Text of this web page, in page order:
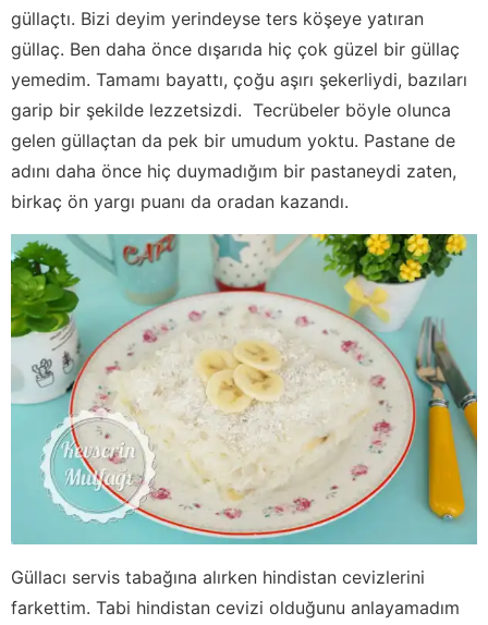
güllaçtı. Bizi deyim yerindeyse ters köşeye yatıran
güllaç. Ben daha önce dışarıda hiç çok güzel bir güllaç
yemedim. Tamamı bayattı, çoğu aşırı şekerliydi, bazıları
garip bir şekilde lezzetsizdi. Tecrübeler böyle olunca
gelen güllaçtan da pek bir umudum yoktu. Pastane de
adını daha önce hiç duymadığım bir pastaneydi zaten,
birkaç ön yargı puanı da oradan kazandı.
Güllacı servis tabağına alırken hindistan cevizlerini
farkettim. Tabi hindistan cevizi olduğunu anlayamadım